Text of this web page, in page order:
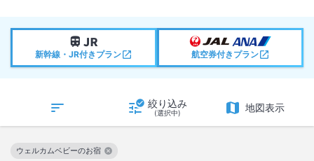
新幹線・JR付きプラン 航空券付きプラン
絞り込み
(選択中) 地図表示
ウェルカムベビーのお宿
この絞り込み条件を解除